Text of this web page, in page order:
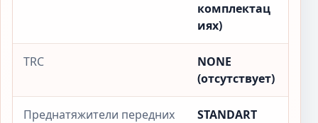
комплектац
иях)
TRC
NONE
(отсутствует)
Преднатяжители передних
STANDART